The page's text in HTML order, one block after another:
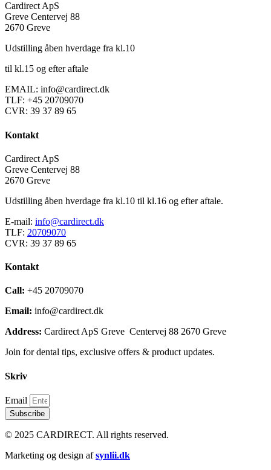
Cardirect ApS
Greve Centervej 88
2670 Greve
Udstilling åben hverdage fra kl.10
til kl.15 og efter aftale
EMAIL: info@cardirect.dk
TLF: +45 20709070
CVR: 39 37 89 65
Kontakt
Cardirect ApS
Greve Centervej 88
2670 Greve
Udstilling åben hverdage fra kl.10 til kl.16 og efter aftale.
E-mail: info@cardirect.dk
TLF: 20709070
CVR: 39 37 89 65
Kontakt
Call: +45 20709070
Email: info@cardirect.dk
Address: Cardirect ApS Greve Centervej 88 2670 Greve
Join for dental tips, exclusive offers & product updates.
Skriv
Email
Subscribe
© 2025 CARDIRECT. All rights reserved.
Marketing og design afsynlii.dk